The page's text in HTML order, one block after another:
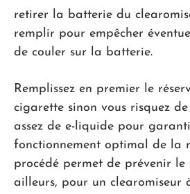
retirer la batterie du
remplir pour empêcher
de couler sur la batterie.
Remplissez en premier le
cigarette sinon vous risquez
assez de e-liquide pour
fonctionnement optimal de la
procédé permet de prévenir le
ailleurs, pour un clearomiseur